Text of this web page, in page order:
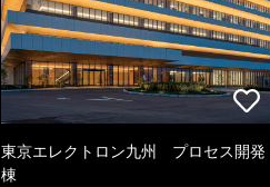
東京エレクトロン九州 プロセス開発
棟